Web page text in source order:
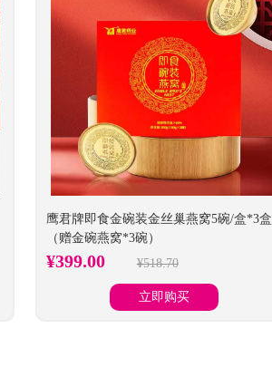
鹰君牌即食金碗装金丝巢燕窝5碗/盒*3盒
（赠金碗燕窝*3碗）
¥399.00 ¥518.70
立即购买